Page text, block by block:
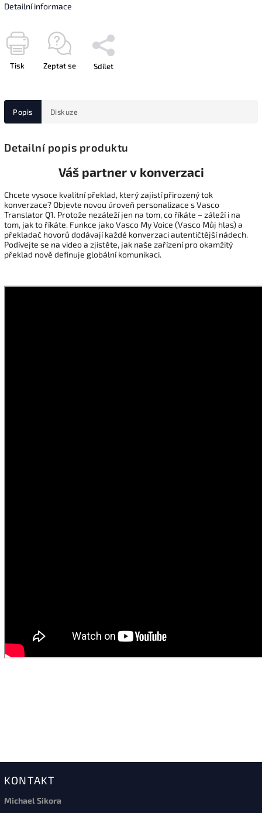
Detailní informace
Tisk Zeptat se Sdílet
Popis Diskuze
Detailní popis produktu
Váš partner v konverzaci
Chcete vysoce kvalitní překlad, který zajistí přirozený tok
konverzace? Objevte novou úroveň personalizace s Vasco
Translator Q1. Protože nezáleží jen na tom, co říkáte – záleží i na
tom, jak to říkáte. Funkce jako Vasco My Voice (Vasco Můj hlas) a
překladač hovorů dodávají každé konverzaci autentičtější nádech.
Podívejte se na video a zjistěte, jak naše zařízení pro okamžitý
překlad nově definuje globální komunikaci.
KONTAKT
Michael Sikora